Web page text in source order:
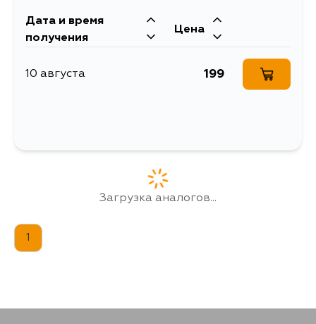
Дата и время
получения
Цена
10 августа 199
Загрузка аналогов...
1